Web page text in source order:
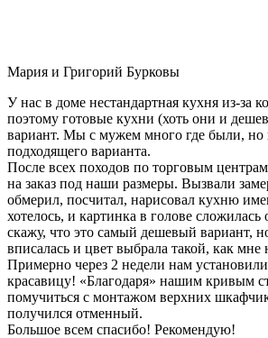
Мария и Григорий Бурковы
У нас в доме нестандартная кухня из-за
поэтому готовые кухни (хоть они и
вариант. Мы с мужем много где были, но
подходящего варианта.
После всех походов по торговым
на заказ под наши размеры. Вызвали
обмерил, посчитал, нарисовал кухню
хотелось, и картинка в голове сложилась
скажу, что это самый дешевый вариант,
вписалась и цвет выбрала такой, как мне
Примерно через 2 недели нам
красавицу! «Благодаря» нашим кривым
помучиться с монтажом верхних
получился отменный.
Большое всем спасибо! Рекомендую!